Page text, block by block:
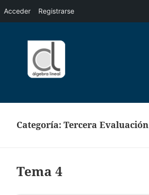
Acceder Registrarse
Categoría:Tercera Evaluación
Tema 4